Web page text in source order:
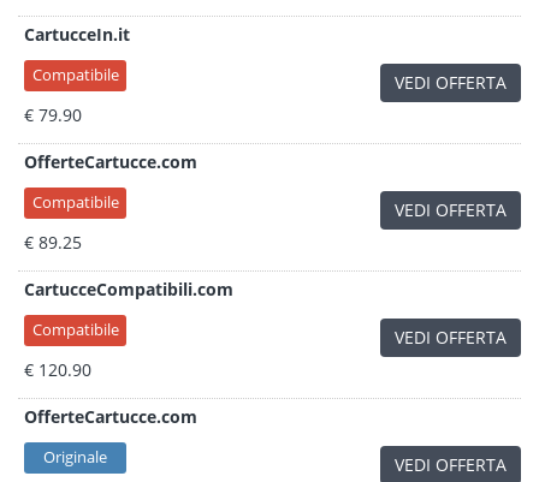
CartucceIn.it
Compatibile
€ 79.90
VEDI OFFERTA
OfferteCartucce.com
Compatibile
€ 89.25
VEDI OFFERTA
CartucceCompatibili.com
Compatibile
€ 120.90
VEDI OFFERTA
OfferteCartucce.com
Originale VEDI OFFERTA